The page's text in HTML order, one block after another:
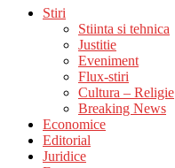
Stiri
Stiinta si tehnica
Justitie
Eveniment
Flux-stiri
Cultura – Religie
Breaking News
Economice
Editorial
Juridice